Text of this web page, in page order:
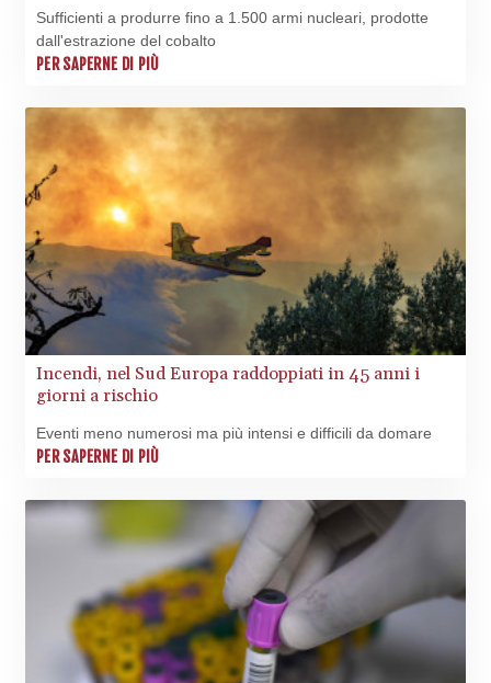
Sufficienti a produrre fino a 1.500 armi nucleari, prodotte
dall'estrazione del cobalto
PER SAPERNE DI PIÙ
Incendi, nel Sud Europa raddoppiati in 45 anni i
giorni a rischio
Eventi meno numerosi ma più intensi e difficili da domare
PER SAPERNE DI PIÙ